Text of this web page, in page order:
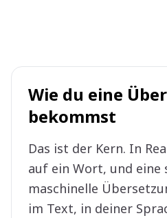
Wie du eine
bekommst
Das ist der Kern. In
auf ein Wort, und eine
maschinelle
im Text, in deiner